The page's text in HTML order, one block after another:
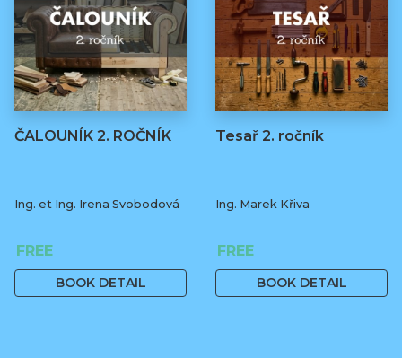
ČALOUNÍK 2. ROČNÍK
Ing. et Ing. Irena Svobodová
FREE
BOOK DETAIL
Tesař 2. ročník
Ing. Marek Křiva
FREE
BOOK DETAIL